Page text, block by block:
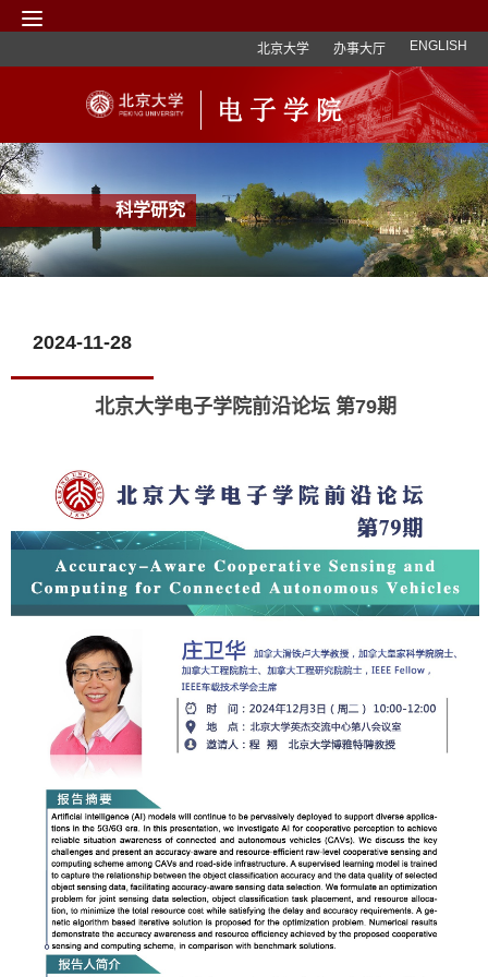
北京大学 办事大厅 ENGLISH
科学研究
2024-11-28
北京大学电子学院前沿论坛 第79期